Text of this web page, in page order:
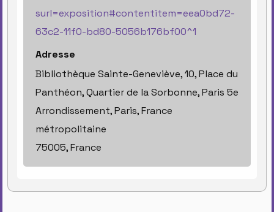
surl=exposition#contentitem=eea0bd72-
63c2-11f0-bd80-5056b176bf00^1
Adresse
Bibliothèque Sainte-Geneviève, 10, Place du
Panthéon, Quartier de la Sorbonne, Paris 5e
Arrondissement, Paris, France
métropolitaine
75005, France